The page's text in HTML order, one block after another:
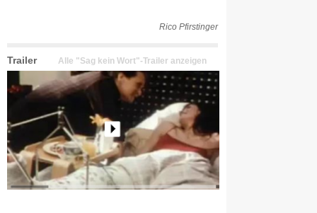
Rico Pfirstinger
Trailer Alle "Sag kein Wort"-Trailer anzeigen